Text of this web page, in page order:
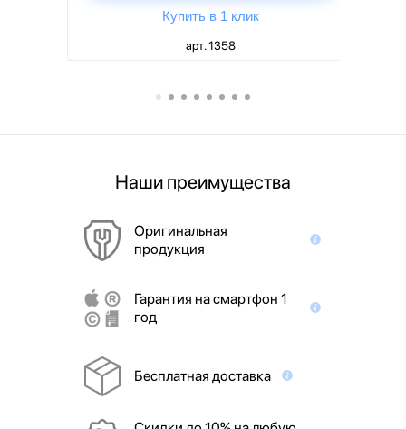
Купить в 1 клик
арт. 1358
Наши преимущества
Оригинальная
продукция
Гарантия на смартфон 1
год
Бесплатная доставка